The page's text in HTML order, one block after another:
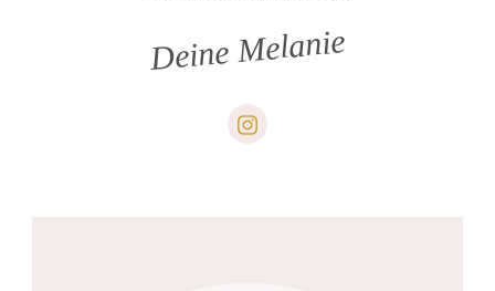
Deine Melanie